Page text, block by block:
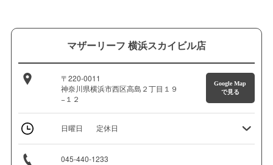
マザーリーフ 横浜スカイビル店
〒220-0011
神奈川県横浜市西区高島２丁目１９
−１２
Google Map
で見る
日曜日 定休日
045-440-1233